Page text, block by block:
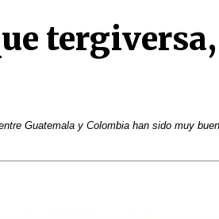
Guatemala y Colombia han sido muy